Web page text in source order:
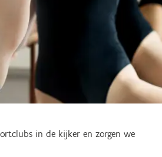
in de kijker en zorgen we